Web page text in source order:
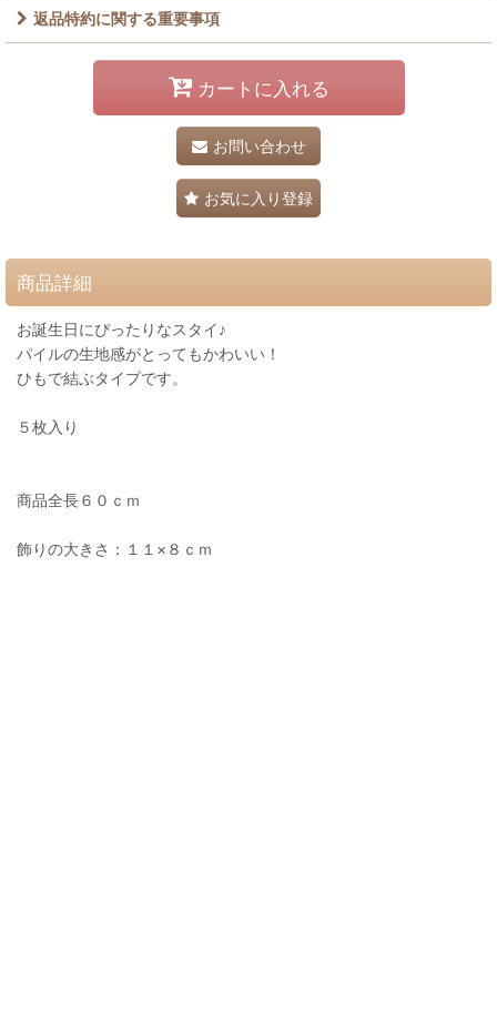
返品特約に関する重要事項
カートに入れる
お問い合わせ
お気に入り登録
商品詳細
お誕生日にぴったりなスタイ♪
パイルの生地感がとってもかわいい！
ひもで結ぶタイプです。
５枚入り
商品全長６０ｃｍ
飾りの大きさ：１１×８ｃｍ